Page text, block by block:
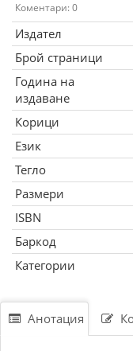
Коментари: 0
Издател
Брой страници
Година на
издаване
Корици
Език
Тегло
Размери
ISBN
Баркод
Категории
Анотация